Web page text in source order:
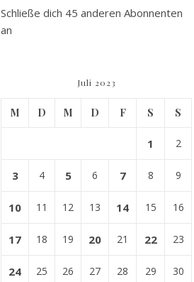
Schließe dich 45 anderen Abonnenten
an
Juli 2023
M D M D F S S
1 2
3 4 5 6 7 8 9
10 11 12 13 14 15 16
17 18 19 20 21 22 23
24 25 26 27 28 29 30